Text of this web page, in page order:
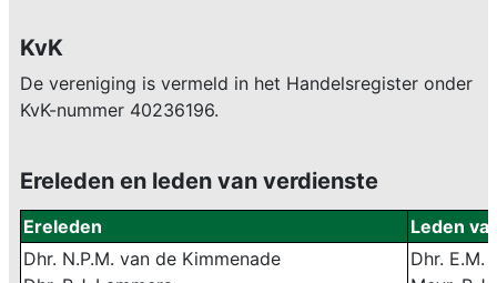
KvK
De vereniging is vermeld in het Handelsregister onder
KvK-nummer 40236196.
Ereleden en leden van verdienste
Ereleden
Leden
Dhr. N.P.M. van de Kimmenade
Dhr. E.M.